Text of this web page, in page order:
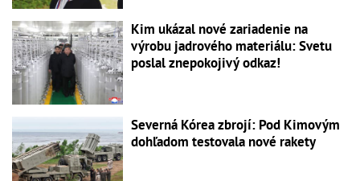
Kim ukázal nové zariadenie na
výrobu jadrového materiálu: Svetu
poslal znepokojivý odkaz!
Severná Kórea zbrojí: Pod Kimovým
dohľadom testovala nové rakety